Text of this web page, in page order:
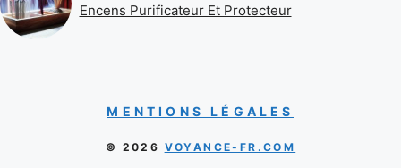
Encens Purificateur Et Protecteur
MENTIONS LÉGALES
© 2026 VOYANCE-FR.COM